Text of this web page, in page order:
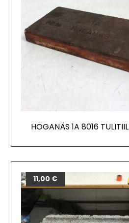
HÖGANÄS 1A 8016
11,00 €